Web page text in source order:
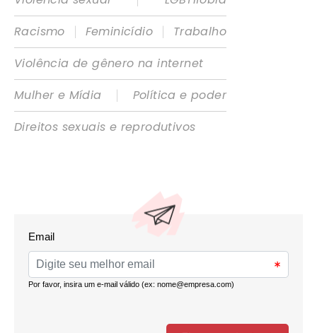
Racismo
| Feminicídio |
Trabalho
Violência de gênero na internet
Mulher e Mídia
|
Política e poder
Direitos sexuais e reprodutivos